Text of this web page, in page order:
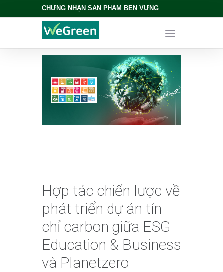
CHỨNG NHẬN SẢN PHẨM BỀN VỮNG
Hợp tác chiến lược về
phát triển dự án tín
chỉ carbon giữa ESG
Education & Business
và Planetzero